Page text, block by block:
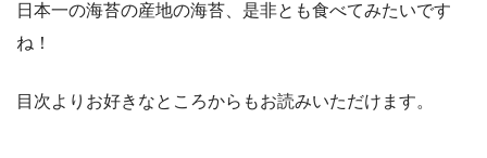
日本一の海苔の産地の海苔、是非とも食べてみたいです
ね！
目次よりお好きなところからもお読みいただけます。